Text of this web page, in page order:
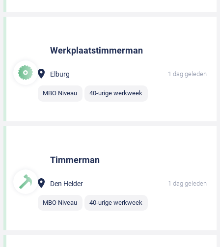
Werkplaatstimmerman
Elburg 1 dag geleden
MBO Niveau 40-urige werkweek
Timmerman
Den Helder 1 dag geleden
MBO Niveau 40-urige werkweek